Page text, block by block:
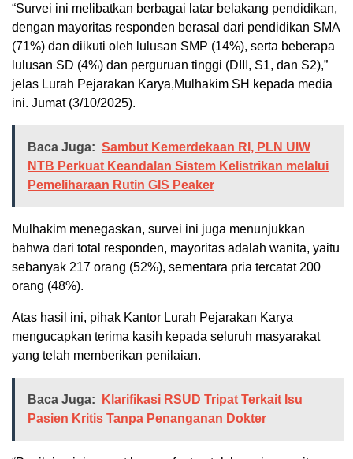
“Survei ini melibatkan berbagai latar belakang pendidikan,
dengan mayoritas responden berasal dari pendidikan SMA
(71%) dan diikuti oleh lulusan SMP (14%), serta beberapa
lulusan SD (4%) dan perguruan tinggi (DIII, S1, dan S2),”
jelas Lurah Pejarakan Karya,Mulhakim SH kepada media
ini. Jumat (3/10/2025).
Baca Juga: Sambut Kemerdekaan RI, PLN UIW
NTB Perkuat Keandalan Sistem Kelistrikan melalui
Pemeliharaan Rutin GIS Peaker
Mulhakim menegaskan, survei ini juga menunjukkan
bahwa dari total responden, mayoritas adalah wanita, yaitu
sebanyak 217 orang (52%), sementara pria tercatat 200
orang (48%).
Atas hasil ini, pihak Kantor Lurah Pejarakan Karya
mengucapkan terima kasih kepada seluruh masyarakat
yang telah memberikan penilaian.
Baca Juga:
Klarifikasi RSUD Tripat Terkait Isu
Pasien Kritis Tanpa Penanganan Dokter